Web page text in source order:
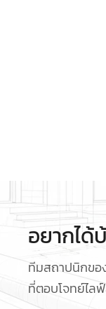
อยากได้
ทีมสถาปนิกขอ
ที่ตอบโจทย์ไล